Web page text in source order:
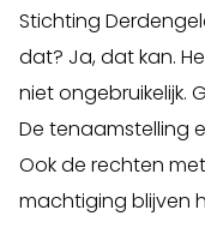
Stichting
dat? Ja, dat kan.
niet ongebruikelijk.
De tenaamstelling
Ook de rechten
machtiging blijven